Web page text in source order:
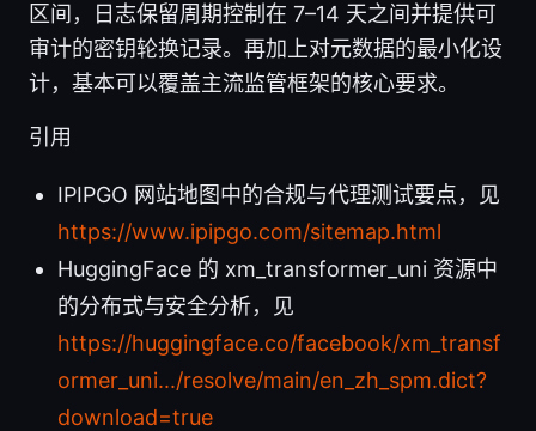
区间，日志保留周期控制在 7–14 天之间并提供可
审计的密钥轮换记录。再加上对元数据的最小化设
计，基本可以覆盖主流监管框架的核心要求。
引用
IPIPGO 网站地图中的合规与代理测试要点，见
https://www.ipipgo.com/sitemap.html
HuggingFace 的 xm_transformer_uni 资源中
的分布式与安全分析，见
https://huggingface.co/facebook/xm_transf
ormer_uni.../resolve/main/en_zh_spm.dict?
download=true